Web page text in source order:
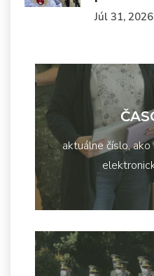
Júl 31, 2026
aktuálne číslo,